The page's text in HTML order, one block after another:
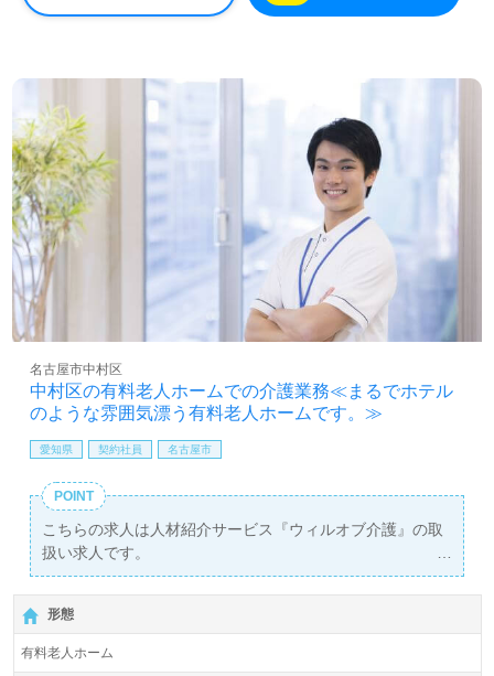
中村区の有料老人ホームでの介護業務≪まるでホテル
のような雰囲気漂う有料老人ホームです。≫
名古屋市中村区
愛知県 契約社員 名古屋市
POINT
こちらの求人は人材紹介サービス『ウィルオブ介護』の取
扱い求人です。
詳細に関してお気軽にご相談ください♪
【無料】で皆さんの転職活動をサポートいたします。
形態
有料老人ホーム